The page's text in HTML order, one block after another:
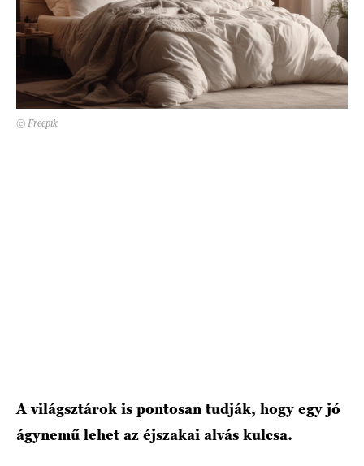
© Freepik
A világsztárok is pontosan tudják, hogy egy jó
ágynemű lehet az éjszakai alvás kulcsa.